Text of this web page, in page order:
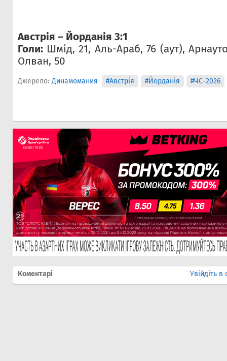
Австрія – Йорданія 3:1
Голи: Шмід, 21, Аль-Араб, 76 (аут),
Олван, 50
Джерело: Динамомания #Австрія #Йорданія #ЧС-2026
Коментарі Увійдіть в